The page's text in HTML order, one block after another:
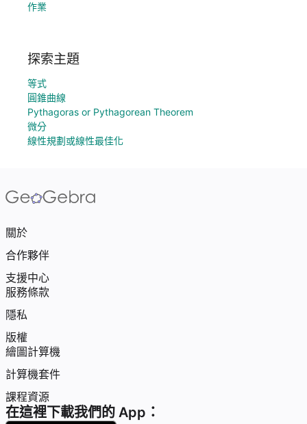
作業
探索主題
等式
圓錐曲線
Pythagoras or Pythagorean Theorem
微分
線性規劃或線性最佳化
關於
合作夥伴
支援中心
服務條款
隱私
版權
繪圖計算機
計算機套件
課程資源
在這裡下載我們的 App：